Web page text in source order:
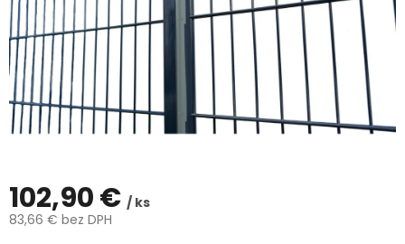
Kalkulácia
zdarma
Kontakty
Mena
(EUR)
102,90 € / ks
83,66 € bez DPH